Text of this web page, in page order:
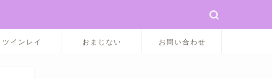
ツインレイ おまじない お問い合わせ